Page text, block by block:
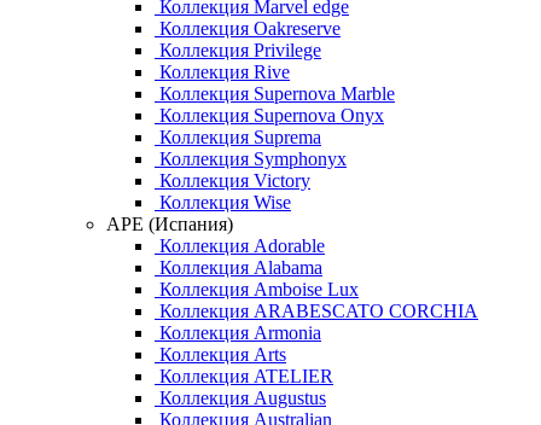
Коллекция Marvel edge
Коллекция Oakreserve
Коллекция Privilege
Коллекция Rive
Коллекция Supernova Marble
Коллекция Supernova Onyx
Коллекция Suprema
Коллекция Symphonyx
Коллекция Victory
Коллекция Wise
APE (Испания)
Коллекция Adorable
Коллекция Alabama
Коллекция Amboise Lux
Коллекция ARABESCATO CORCHIA
Коллекция Armonia
Коллекция Arts
Коллекция ATELIER
Коллекция Augustus
Коллекция Australian